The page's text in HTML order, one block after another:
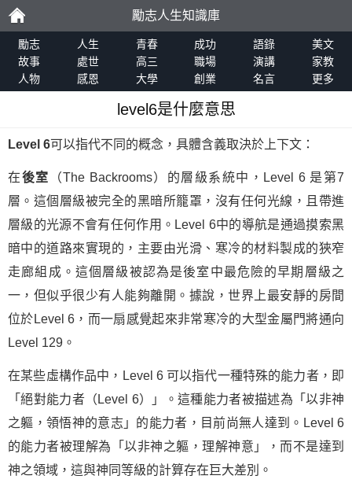
勵
志
勵志人生知識庫
勵志 人生 青春 成功 語錄
美文
故事
處世 高三 職場 演講
家教
人物
感恩 大學 創業 名言 更多
level6是什麼意思
Level 6可以指代不同的概念，具體含義取決於上下文：
在後室 （The Backrooms）的層級系統中，Level 6 是第7
層。這個層級被完全的黑暗所籠罩，沒有任何光線，且帶進
層級的光源不會有任何作用。Level 6中的導航是通過摸索黑
暗中的道路來實現的，主要由光滑、寒冷的材料製成的狹窄
走廊組成。這個層級被認為是後室中最危險的早期層級之
一，但似乎很少有人能夠離開。據說，世界上最安靜的房間
位於Level 6，而一扇感覺起來非常寒冷的大型金屬門將通向
Level 129。
在某些虛構作品中，Level 6 可以指代一種特殊的能力者，即
「絕對能力者（Level 6）」。這種能力者被描述為「以非神
之軀，領悟神的意志」的能力者，目前尚無人達到。Level 6
的能力者被理解為「以非神之軀，理解神意」，而不是達到
神之領域，這與神同等級的計算存在巨大差別。